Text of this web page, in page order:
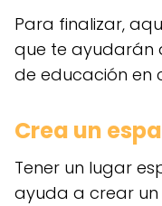
Para finalizar,
que te ayudarán
de educación en
Crea un
Tener un lugar
ayuda a crear